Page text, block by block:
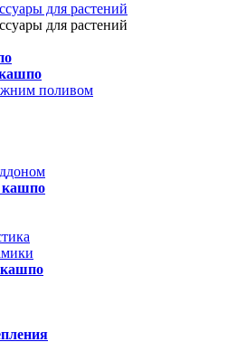
для растений
для растений
поливом
кашпо
кашпо